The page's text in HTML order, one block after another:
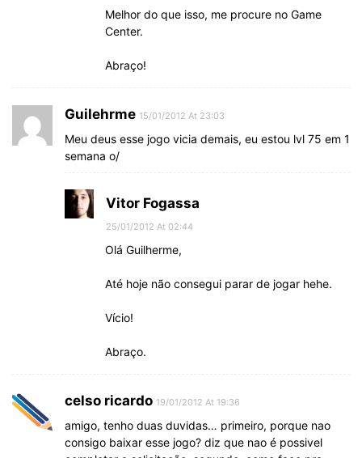
Melhor do que isso, me procure no Game
Center.
Abraço!
Guilehrme 15/01/2012 At 23:03
Meu deus esse jogo vicia demais, eu estou lvl 75 em 1
semana o/
Vitor Fogassa
25/01/2012 At 02:44
Olá Guilherme,
Até hoje não consegui parar de jogar hehe.
Vício!
Abraço.
celso ricardo 19/01/2012 At 19:36
amigo, tenho duas duvidas… primeiro, porque nao
consigo baixar esse jogo? diz que nao é possivel